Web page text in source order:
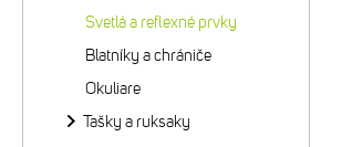
Svetlá a reflexné prvky
Blatníky a chrániče
Okuliare
Tašky a ruksaky